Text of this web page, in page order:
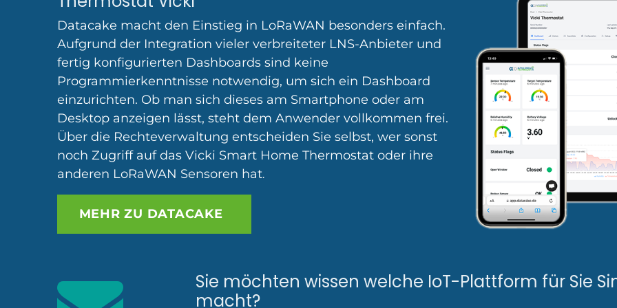
Datacake macht den Einstieg in LoRaWAN besonders einfach.
Aufgrund der Integration vieler verbreiteter LNS-Anbieter und
fertig konfigurierten Dashboards sind keine
Programmierkenntnisse notwendig, um sich ein Dashboard
einzurichten. Ob man sich dieses am Smartphone oder am
Desktop anzeigen lässt, steht dem Anwender vollkommen frei.
Über die Rechteverwaltung entscheiden Sie selbst, wer sonst
noch Zugriff auf das Vicki Smart Home Thermostat oder ihre
anderen LoRaWAN Sensoren hat.
MEHR ZU DATACAKE
Sie möchten wissen welche IoT-Plattform für Sie
macht?